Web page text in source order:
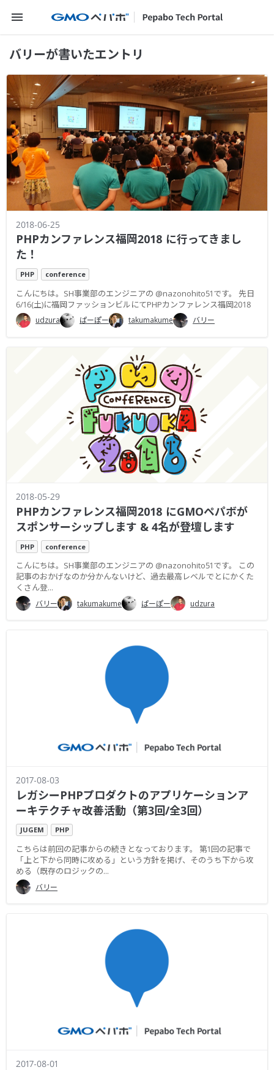
メニューを開く
バリーが書いたエントリ
2018-06-25
PHPカンファレンス福岡2018 に行ってきまし
た！
PHP conference
こんにちは。SH事業部のエンジニアの @nazonohito51です。 先日
6/16(土)に福岡ファッションビルにてPHPカンファレンス福岡2018
udzura ぱーぽー takumakume バリー
2018-05-29
PHPカンファレンス福岡2018 にGMOペパボが
スポンサーシップします & 4名が登壇します
PHP conference
こんにちは。SH事業部のエンジニアの @nazonohito51です。 この
記事のおかげなのか分かんないけど、過去最高レベルでとにかくた
くさん登...
バリー takumakume ぱーぽー udzura
2017-08-03
レガシーPHPプロダクトのアプリケーションア
ーキテクチャ改善活動（第3回/全3回）
JUGEM PHP
こちらは前回の記事からの続きとなっております。 第1回の記事で
「上と下から同時に攻める」という方針を掲げ、そのうち下から攻
める（既存のロジックの...
バリー
2017-08-01